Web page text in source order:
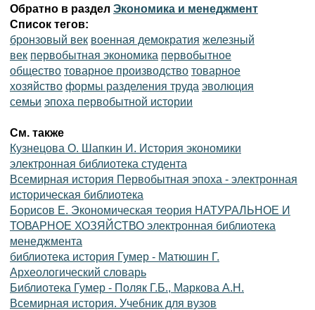
Обратно в раздел Экономика и менеджмент
Список тегов:
бронзовый век военная демократия железный
век первобытная экономика первобытное
общество товарное производство товарное
хозяйство формы разделения труда эволюция
семьи эпоха первобытной истории
См. также
Кузнецова О. Шапкин И. История экономики
электронная библиотека студента
Всемирная история Первобытная эпоха - электронная
историческая библиотека
Борисов Е. Экономическая теория НАТУРАЛЬНОЕ И
ТОВАРНОЕ ХОЗЯЙСТВО электронная библиотека
менеджмента
библиотека история Гумер - Матюшин Г.
Археологический словарь
Библиотека Гумер - Поляк Г.Б., Маркова А.Н.
Всемирная история. Учебник для вузов